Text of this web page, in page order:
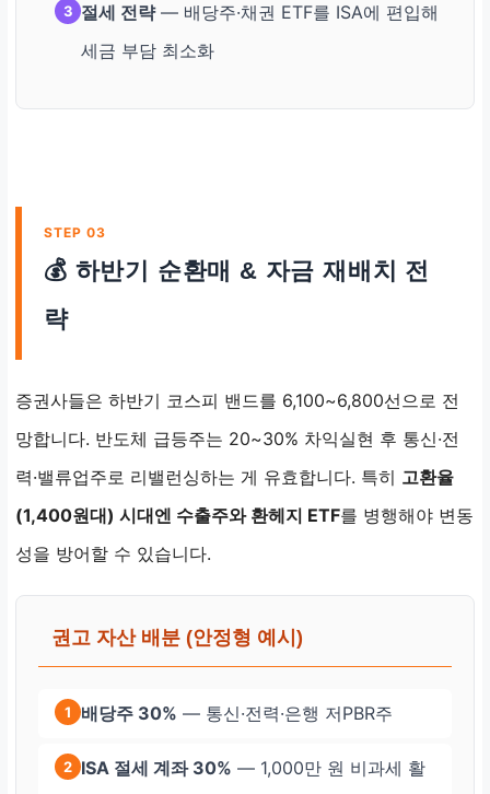
3 절세 전략— 배당주·채권 ETF를 ISA에 편입해
세금 부담 최소화
STEP 03
💰 하반기 순환매 & 자금 재배치 전
략
증권사들은 하반기 코스피 밴드를 6,100~6,800선으로 전
망합니다. 반도체 급등주는 20~30% 차익실현 후 통신·전
력·밸류업주로 리밸런싱하는 게 유효합니다. 특히 고환율
(1,400원대) 시대엔 수출주와 환헤지 ETF를 병행해야 변동
성을 방어할 수 있습니다.
권고 자산 배분 (안정형 예시)
1 배당주 30% — 통신·전력·은행 저PBR주
2 ISA 절세 계좌 30% — 1,000만 원 비과세 활